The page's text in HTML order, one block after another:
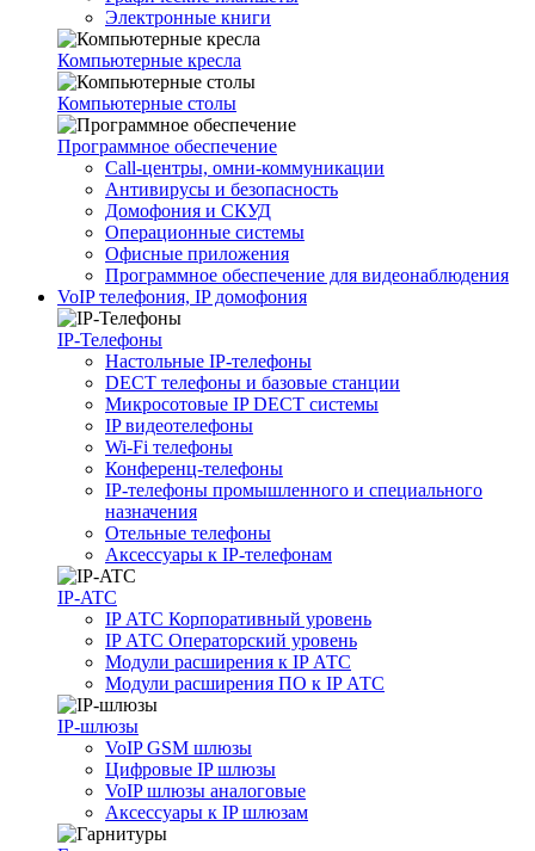
Электронные книги
Компьютерные кресла
Компьютерные столы
Программное обеспечение
Call-центры, омни-коммуникации
Антивирусы и безопасность
Домофония и СКУД
Операционные системы
Офисные приложения
Программное обеспечение для видеонаблюдения
VoIP телефония, IP домофония
IP-Телефоны
Настольные IP-телефоны
DECT телефоны и базовые станции
Микросотовые IP DECT системы
IP видеотелефоны
Wi-Fi телефоны
Конференц-телефоны
IP-телефоны промышленного и специального
назначения
Отельные телефоны
Аксессуары к IP-телефонам
IP-ATC
IP АТС Корпоративный уровень
IP АТС Операторский уровень
Модули расширения к IP АТС
Модули расширения ПО к IP АТС
IP-шлюзы
VoIP GSM шлюзы
Цифровые IP шлюзы
VoIP шлюзы аналоговые
Аксессуары к IP шлюзам